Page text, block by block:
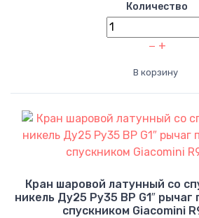
Количество
− +
В корзину
Кран шаровой латунный со
никель Ду25 Ру35 ВР G1″
спускником Giacomini